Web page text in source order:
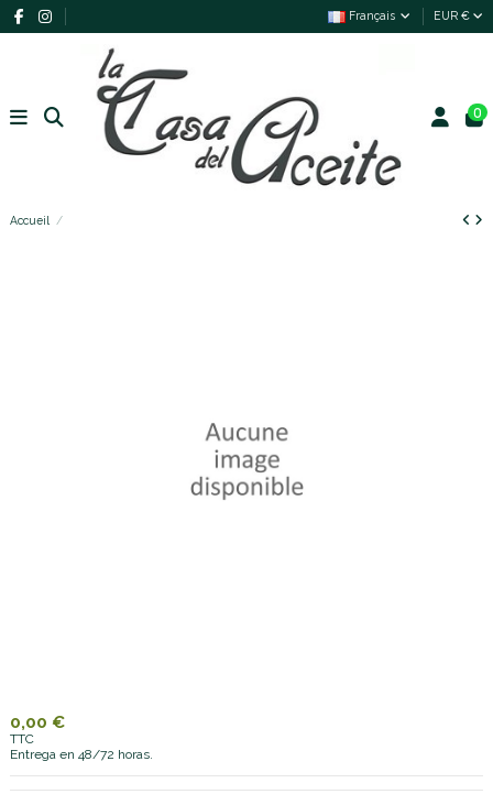
Français EUR €
0
Accueil
0,00 €
TTC
Entrega en 48/72 horas.